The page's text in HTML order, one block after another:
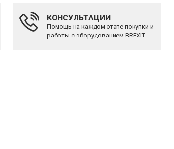
КОНСУЛЬТАЦИИ
Помощь на каждом этапе покупки и
работы с оборудованием BREXIT